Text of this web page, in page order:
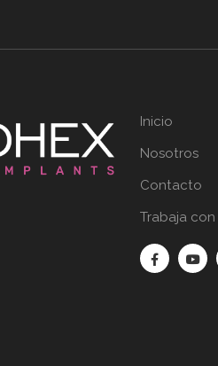
Inicio
Nosotros
Contacto
Trabaja